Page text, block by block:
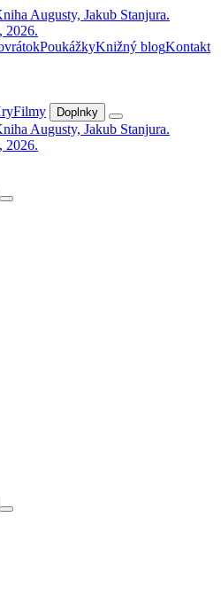
PoukážkyKnižný blogKontakt
Filmy Doplnky